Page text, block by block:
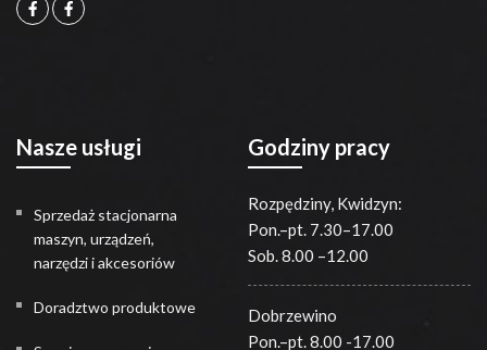
Nasze usługi
Sprzedaż stacjonarna
maszyn, urządzeń,
narzędzi i akcesoriów
Doradztwo produktowe
Godziny pracy
Rozpędziny, Kwidzyn:
Pon.–pt. 7.30–17.00
Sob. 8.00 –12.00
Dobrzewino
Pon.–pt. 8.00 -17.00